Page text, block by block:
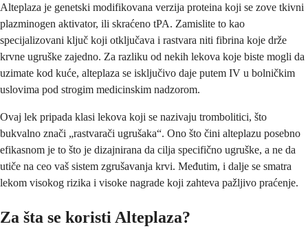
Alteplaza je genetski modifikovana verzija proteina koji se zove tkivni
plazminogen aktivator, ili skraćeno tPA. Zamislite to kao
specijalizovani ključ koji otključava i rastvara niti fibrina koje drže
krvne ugruške zajedno. Za razliku od nekih lekova koje biste mogli da
uzimate kod kuće, alteplaza se isključivo daje putem IV u bolničkim
uslovima pod strogim medicinskim nadzorom.
Ovaj lek pripada klasi lekova koji se nazivaju trombolitici, što
bukvalno znači „rastvarači ugrušaka“. Ono što čini alteplazu posebno
efikasnom je to što je dizajnirana da cilja specifično ugruške, a ne da
utiče na ceo vaš sistem zgrušavanja krvi. Međutim, i dalje se smatra
lekom visokog rizika i visoke nagrade koji zahteva pažljivo praćenje.
Za šta se koristi Alteplaza?